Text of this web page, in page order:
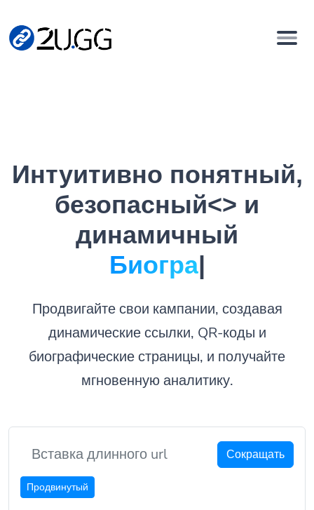
Интуитивно понятный,
безопасный<> и
динамичный
Биографические
Продвигайте свои кампании, создавая
динамические ссылки, QR-коды и
биографические страницы, и получайте
мгновенную аналитику.
Сокращать
Продвинутый